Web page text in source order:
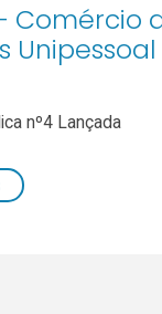
Comércio
Unipessoal
nº4 Lançada